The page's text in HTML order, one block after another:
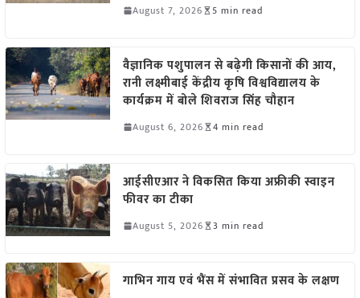
August 7, 2026 5 min read
वैज्ञानिक पशुपालन से बढ़ेगी किसानों की आय,
रानी लक्ष्मीबाई केंद्रीय कृषि विश्वविद्यालय के
कार्यक्रम में बोले शिवराज सिंह चौहान
August 6, 2026 4 min read
आईसीएआर ने विकसित किया अफ्रीकी स्वाइन
फीवर का टीका
August 5, 2026 3 min read
गाभिन गाय एवं भैंस में संभावित प्रसव के लक्षण